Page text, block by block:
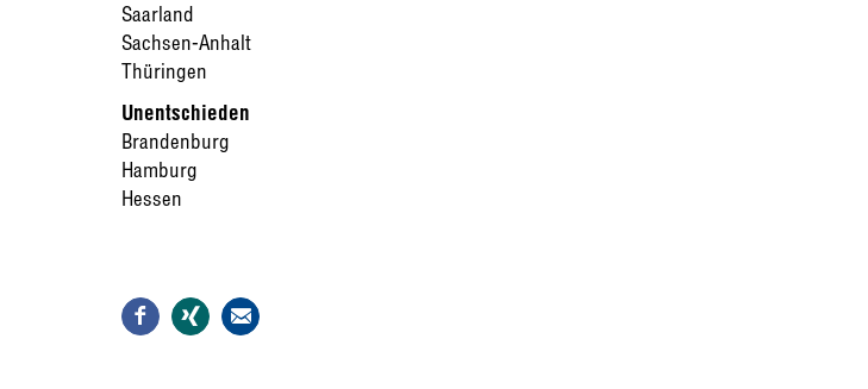
Saarland
Sachsen-Anhalt
Thüringen
Unentschieden
Brandenburg
Hamburg
Hessen